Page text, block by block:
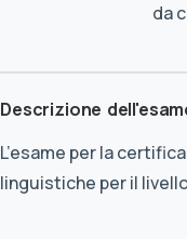
da
Descrizione
L’esame per la
linguistiche per il